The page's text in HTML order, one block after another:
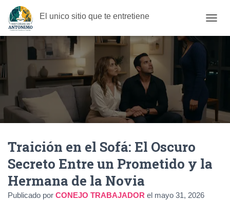
El unico sitio que te entretiene
A
I
A
O
O
A
Traición en el Sofá: El Oscuro
Secreto Entre un Prometido y la
Hermana de la Novia
Publicado por CONEJO TRABAJADOR el mayo 31, 2026